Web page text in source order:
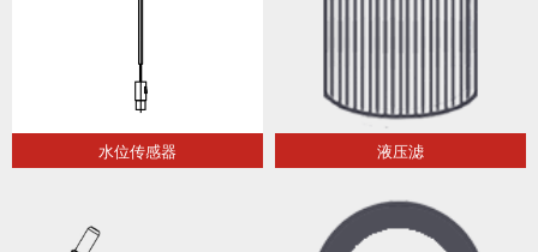
水位传感器 液压滤